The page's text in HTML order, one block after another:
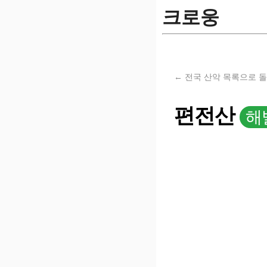
크로웅
← 전국 산악 목록으로
편전산 해